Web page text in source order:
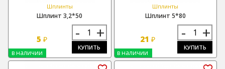
Шплинты
Шплинт 3,2*50
5₽ - +
КУПИТЬ
в наличии
Шплинты
Шплинт 5*80
21₽ - +
КУПИТЬ
в наличии